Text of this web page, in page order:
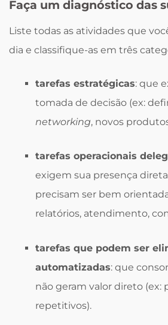
Faça um diagnóstico das
Liste todas as atividades que
dia e classifique-as em três
tarefas estratégicas: que
tomada de decisão (ex:
networking, novos
tarefas operacionais
exigem sua presença
precisam ser bem
relatórios, atendimento,
tarefas que podem ser
automatizadas: que
não geram valor direto (ex:
repetitivos).